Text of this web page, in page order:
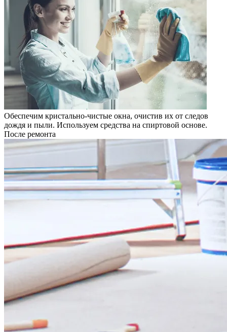
Обеспечим кристально-чистые окна, очистив их от следов
дождя и пыли. Используем средства на спиртовой основе.
После ремонта